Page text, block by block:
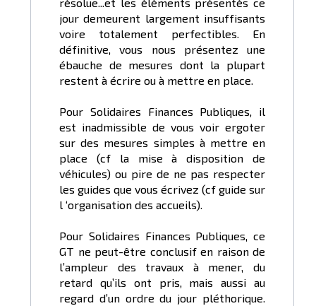
résolue...et les éléments présentés ce
jour demeurent largement insuffisants
voire totalement perfectibles. En
définitive, vous nous présentez une
ébauche de mesures dont la plupart
restent à écrire ou à mettre en place.
Pour Solidaires Finances Publiques, il
est inadmissible de vous voir ergoter
sur des mesures simples à mettre en
place (cf la mise à disposition de
véhicules) ou pire de ne pas respecter
les guides que vous écrivez (cf guide sur
l ‘organisation des accueils).
Pour Solidaires Finances Publiques, ce
GT ne peut-être conclusif en raison de
l’ampleur des travaux à mener, du
retard qu’ils ont pris, mais aussi au
regard d’un ordre du jour pléthorique.